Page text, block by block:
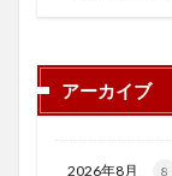
アーカイブ
2026年8月 8